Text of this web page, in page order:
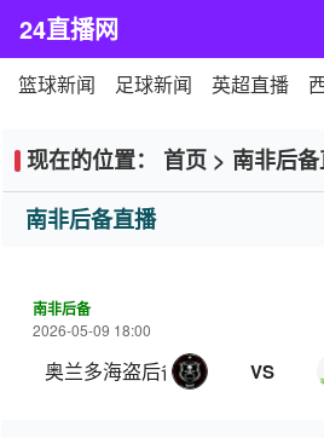
24直播网
篮球新闻 足球新闻 英超直播
现在的位置： 首页 > 南非后
南非后备直播
南非后备
2026-05-09 18:00
奥兰多海盗后备队 VS